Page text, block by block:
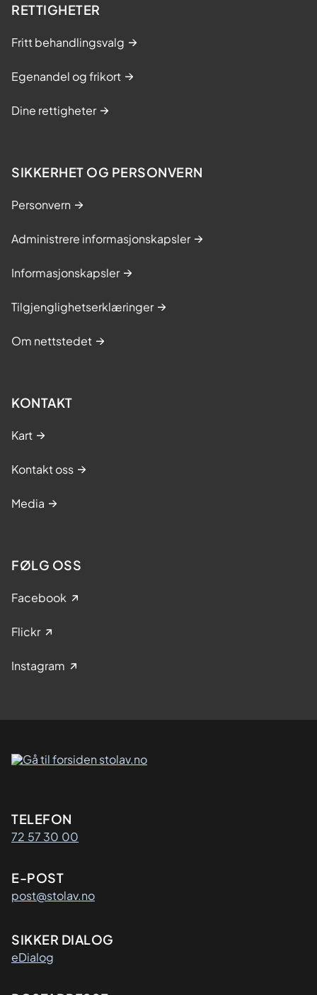
RETTIGHETER
Fritt behandlingsvalg
Egenandel og frikort
Dine rettigheter
SIKKERHET OG PERSONVERN
Personvern
Administrere informasjonskapsler
Informasjonskapsler
Tilgjenglighetserklæringer
Om nettstedet
KONTAKT
Kart
Kontakt oss
Media
FØLG OSS
Facebook
Flickr
Instagram
Kontaktinformasjon
TELEFON
72 57 30 00
E-POST
post@stolav.no
SIKKER DIALOG
eDialog